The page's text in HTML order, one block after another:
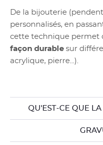
De la bijouterie
personnalisés, en
cette technique permet
façon durable sur
acrylique, pierre...).
QU'EST-CE QUE